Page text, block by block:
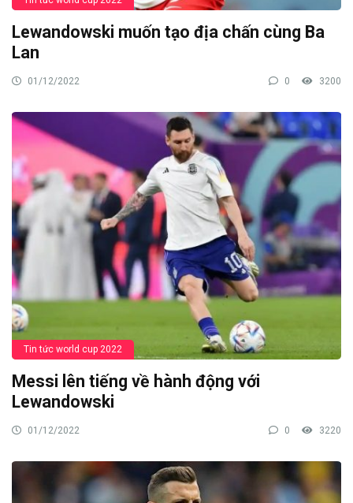
Lewandowski muốn tạo địa chấn cùng Ba
Lan
01/12/2022 0 3200
Tin tức world cup 2022
Messi lên tiếng về hành động với
Lewandowski
01/12/2022 0 3220